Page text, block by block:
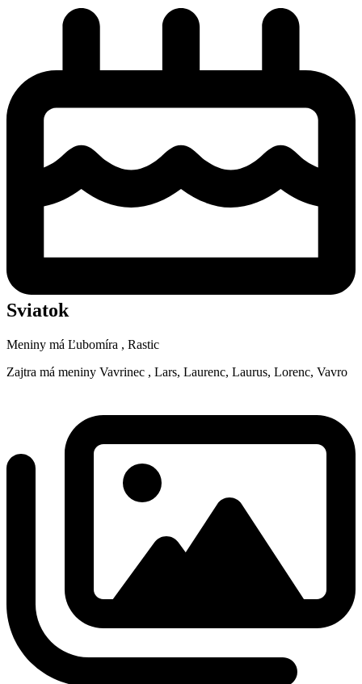
Sviatok
Meniny má Ľubomíra , Rastic
Zajtra má meniny Vavrinec , Lars, Laurenc, Laurus, Lorenc, Vavro